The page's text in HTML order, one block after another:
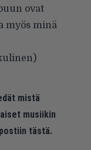
ovat
myös minä
mistä
musiikin
tästä.